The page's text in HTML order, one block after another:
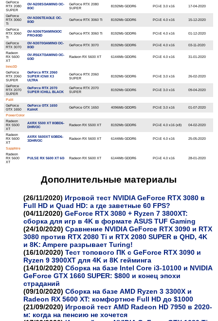
GeForce
RTX 2080
SUPER
GV-N208SGAMING OC-
8GC
GeForce RTX 2080
SUPER
8192Mb GDDR6 PCI-E 3.0 x16 17-04-2020
GeForce
RTX 3060
Ti
GV-N306TEAGLE OC-
8GD
GeForce RTX 3060 Ti 8192Mb GDDR6 PCI-E 4.0 x16 15-12-2020
GeForce
RTX 3060
Ti
GV-N306TGAMINGOC
PRO-8GD
GeForce RTX 3060 Ti 8192Mb GDDR6 PCI-E 4.0 x16 01-12-2020
GeForce
RTX 3070
GV-N3070GAMING OC-
8GD
GeForce RTX 3070 8192Mb GDDR6 PCI-E 4.0 x16
03-11-2020
Radeon
RX 5600
XT
GV-R56XTGAMING OC-
6GD
Radeon RX 5600 XT 6144Mb GDDR6 PCI-E 4.0 x16 31-01-2020
Inno3D
GeForce
RTX 2060
SUPER
GeForce RTX 2060
SUPER iChill X3
ULTRA
GeForce RTX 2060
SUPER
8192Mb GDDR6 PCI-E 3.0 x16 26-02-2020
GeForce
RTX 2070
SUPER
GeForce RTX 2070
SUPER ICHILL BLACK
GeForce RTX 2070
SUPER
8192Mb GDDR6 PCI-E 3.0 x16 09-04-2020
Palit
GeForce
GTX 1650
GeForce GTX 1650
KalmX
GeForce GTX 1650 4096Mb GDDR5 PCI-E 3.0 x16
01-07-2020
PowerColor
Radeon
RX 5500
XT
AXRX 5500 XT 8GBD6-
DHR/OC
Radeon RX 5500 XT 8192Mb GDDR6 PCI-E 4.0 x16 (х8) 04-02-2020
Radeon
RX 5600
XT
AXRX 5600XT 6GBD6-
3DHR/OC
Radeon RX 5600 XT 6144Mb GDDR6 PCI-E 4.0 x16 25-05-2020
Sapphire
Radeon
RX 5600
XT
PULSE RX 5600 XT 6G Radeon RX 5600 XT 6144Mb GDDR6 PCI-E 4.0 x16 28-01-2020
Дополнительные материалы
(26/11/2020) Игровой тест NVIDIA GeForce RTX 3080 в
Full HD и Quad HD: а где заветные 60 FPS?
(04/11/2020) GeForce RTX 3080 + Ryzen 7 3800XT:
сборка для игр в 4K в формате ASUS TUF Gaming
(24/10/2020) Сравнение NVIDIA GeForce RTX 3090 и RTX
3080 против RTX 2080 Ti и RTX 2080 SUPER в QHD, 4K
и 8K: Ampere разрывает Turing!
(16/10/2020) Тест топового ПК с GeForce RTX 3090 и
Ryzen 9 3900XT для 4K и 8K гейминга
(14/10/2020) Сборка на базе Intel Core i3-10100 и NVIDIA
GeForce GTX 1660 SUPER: $800 и конец эпохи
страданий
(09/10/2020) Сборка на базе AMD Ryzen 3 3300X и
Radeon RX 5600 XT: комфортное Full HD до $1000
(21/09/2020) Игровой тест AMD Radeon HD 7950 в 2020-
м: когда на пенсию не хочется